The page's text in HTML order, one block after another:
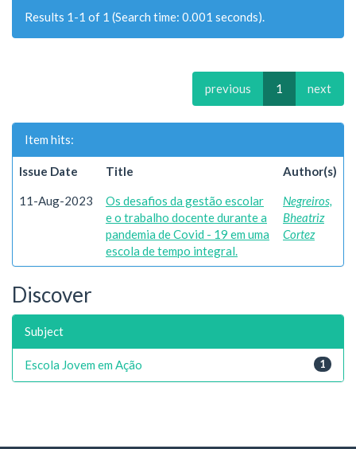
Results 1-1 of 1 (Search time: 0.001 seconds).
previous 1 next
Item hits:
Issue Date Title Author(s)
11-Aug-2023
Os desafios da gestão escolar
e o trabalho docente durante a
pandemia de Covid - 19 em uma
escola de tempo integral.
Negreiros,
Bheatriz
Cortez
Discover
Subject
1
Escola Jovem em Ação